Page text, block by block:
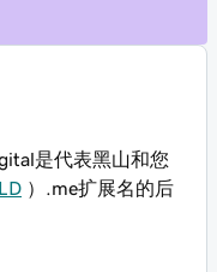
是代表黑山和您
）.me扩展名的后